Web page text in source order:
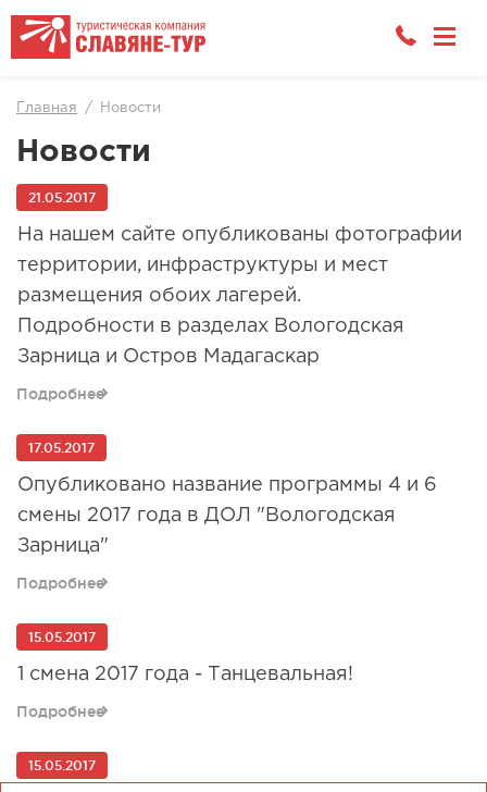
Главная Новости
Новости
21.05.2017
На нашем сайте опубликованы фотографии
территории, инфраструктуры и мест
размещения обоих лагерей.
Подробности в разделах Вологодская
Зарница и Остров Мадагаскар
Подробнее
17.05.2017
Опубликовано название программы 4 и 6
смены 2017 года в ДОЛ "Вологодская
Зарница"
Подробнее
15.05.2017
1 смена 2017 года - Танцевальная!
Подробнее
15.05.2017